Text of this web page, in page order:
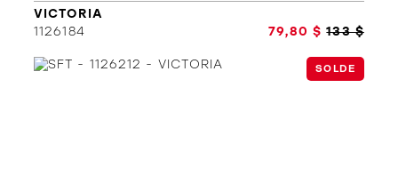
VICTORIA
1126184
79,80 $ 133 $
SOLDE